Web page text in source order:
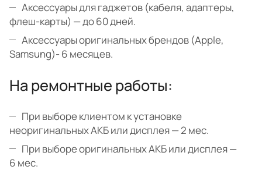
Аксессуары для гаджетов (кабеля, адаптеры,
флеш-карты) — до 60 дней.
Аксессуары оригинальных брендов (Apple,
Samsung)- 6 месяцев.
На ремонтные работы:
При выборе клиентом к установке
неоригинальных АКБ или дисплея — 2 мес.
При выборе оригинальных АКБ или дисплея —
6 мес.